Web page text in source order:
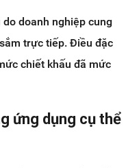
doanh nghiệp cung
trực tiếp. Điều đặc
chiết khấu đã mức
ứng dụng cụ thể